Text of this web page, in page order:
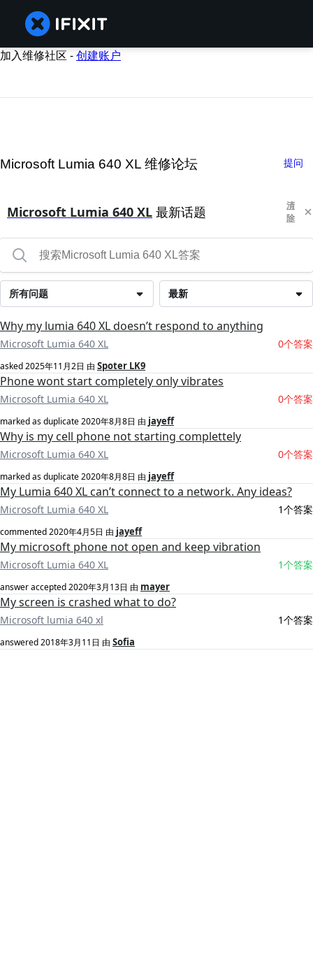
加入维修社区 -创建账户
Microsoft Lumia 640 XL 维修论坛 提问
Microsoft Lumia 640 XL 最新话题
清
除
最新
所有问题
Why my lumia 640 XL doesn’t respond to anything
Microsoft Lumia 640 XL 0个答案
asked2025年11月2日 由 Spoter LK9
Phone wont start completely only vibrates
Microsoft Lumia 640 XL 0个答案
marked as duplicate2020年8月8日 由 jayeff
Why is my cell phone not starting complettely
Microsoft Lumia 640 XL 0个答案
marked as duplicate2020年8月8日 由 jayeff
My Lumia 640 XL can’t connect to a network. Any ideas?
Microsoft Lumia 640 XL 1个答案
commented2020年4月5日 由 jayeff
My microsoft phone not open and keep vibration
Microsoft Lumia 640 XL 1个答案
answer accepted2020年3月13日 由 mayer
My screen is crashed what to do?
Microsoft lumia 640 xl 1个答案
answered2018年3月11日 由 Sofia